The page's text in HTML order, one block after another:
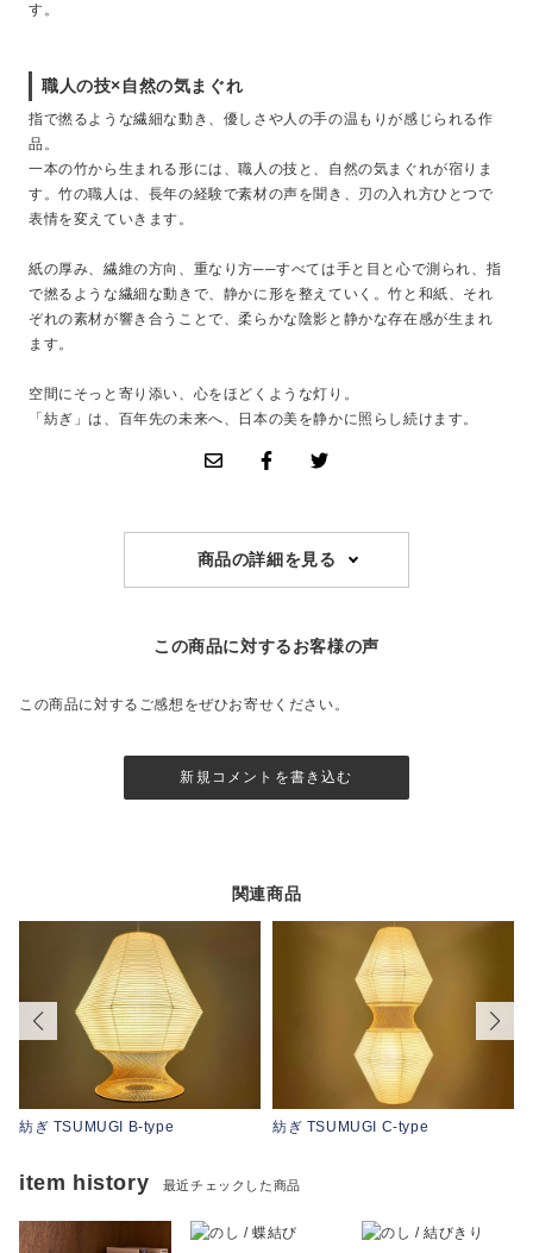
す。
職人の技×自然の気まぐれ
指で撚るような繊細な動き、優しさや人の手の温もりが感じられる作
品。
一本の竹から生まれる形には、職人の技と、自然の気まぐれが宿りま
す。竹の職人は、長年の経験で素材の声を聞き、刃の入れ方ひとつで
表情を変えていきます。
紙の厚み、繊維の方向、重なり方──すべては手と目と心で測られ、指
で撚るような繊細な動きで、静かに形を整えていく。竹と和紙、それ
ぞれの素材が響き合うことで、柔らかな陰影と静かな存在感が生まれ
ます。
空間にそっと寄り添い、心をほどくような灯り。
「紡ぎ」は、百年先の未来へ、日本の美を静かに照らし続けます。
商品の詳細を見る
この商品に対するお客様の声
この商品に対するご感想をぜひお寄せください。
新規コメントを書き込む
関連商品
紡ぎ TSUMUGI B-type 紡ぎ TSUMUGI C-type
item history 最近チェックした商品